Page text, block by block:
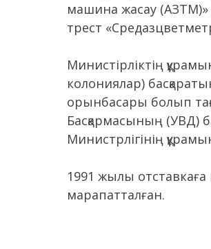
машина жасау (АЗТМ)»
трест
Министірліктің
колониялар)
орынбасары болып
Басқармасының (УВД)
Министрлігінің
1991 жылы
марапатталған.